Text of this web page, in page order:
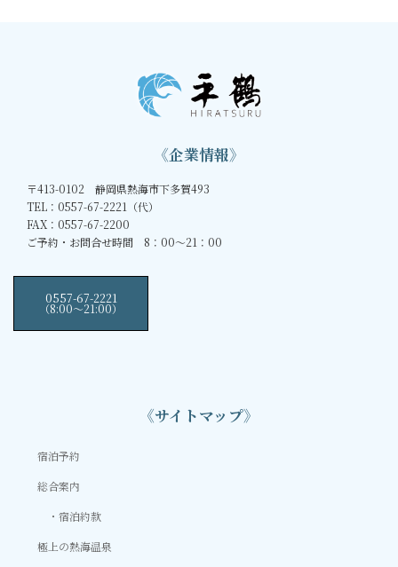
《企業情報》
〒413-0102 静岡県熱海市下多賀493
TEL：0557-67-2221（代）
FAX：0557-67-2200
ご予約・お問合せ時間 8：00～21：00
0557-67-2221
（8:00〜21:00）
《サイトマップ》
宿泊予約
総合案内
宿泊約款
極上の熱海温泉